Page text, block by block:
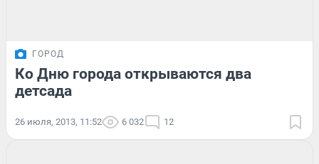
ГОРОД
Ко Дню города открываются два
детсада
26 июля, 2013, 11:52 6 032 12